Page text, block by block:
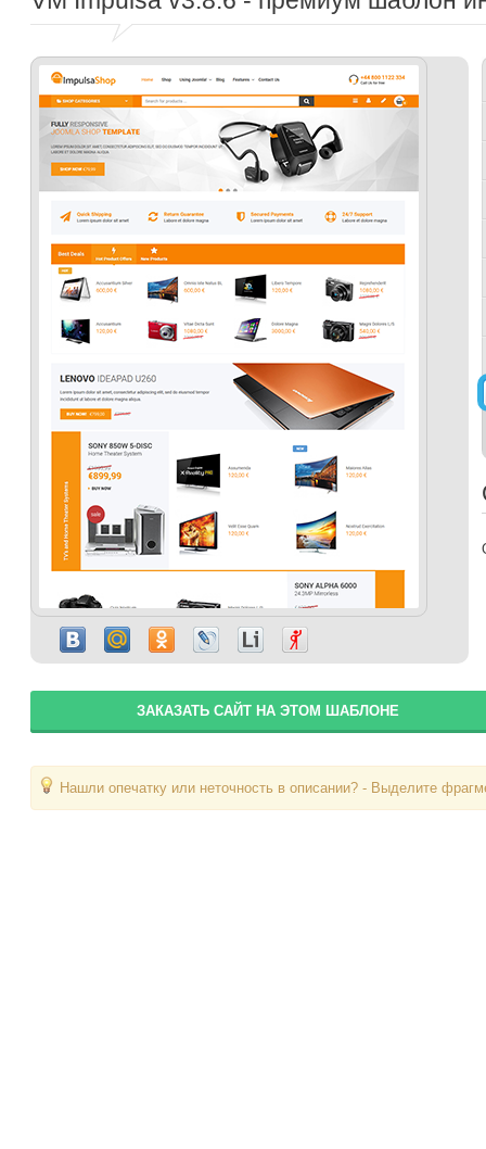
ЗАКАЗАТЬ САЙТ НА ЭТОМ ШАБЛОНЕ
Нашли опечатку или неточность в описании? - Выделите